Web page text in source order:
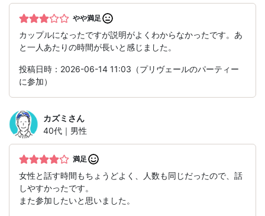
やや満足
カップルになったですが説明がよくわからなかったです。あ
と一人あたりの時間が長いと感じました。
投稿日時：2026-06-14 11:03（プリヴェールのパーティー
に参加）
カズミ さん
40代｜男性
満足
女性と話す時間もちょうどよく、人数も同じだったので、話
しやすかったです。
また参加したいと思いました。